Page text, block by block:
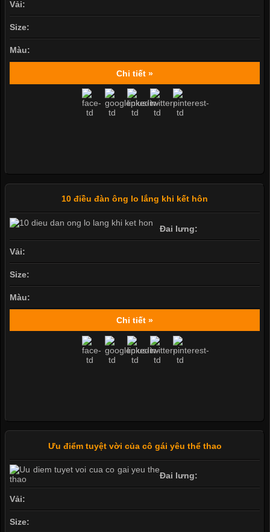
Vải:
Size:
Màu:
Chi tiết »
10 điều đàn ông lo lắng khi kết hôn
Đai lưng:
Vải:
Size:
Màu:
Chi tiết »
Ưu điểm tuyệt vời của cô gái yêu thể thao
Đai lưng:
Vải:
Size: